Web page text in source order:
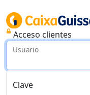
Acceso clientes
Usuario
Clave